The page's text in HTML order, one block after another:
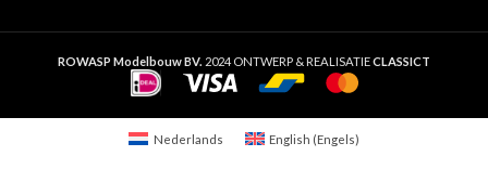
ROWASP Modelbouw BV. 2024 ONTWERP & REALISATIECLASSICT
Nederlands English (Engels)